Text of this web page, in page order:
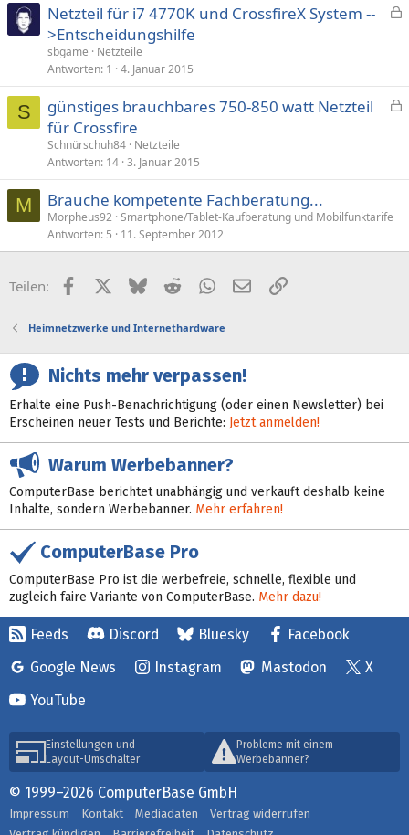
e
r
Netzteil für i7 4770K und CrossfireX System --
>Entscheidungshilfe
sbgame
Netzteile
Antworten 1 4. Januar 2015
S
e
günstiges brauchbares 750-850 watt Netzteil
für Crossfire
Schnürschuh84 Netzteile
Antworten 14 3. Januar 2015
M Brauche kompetente Fachberatung...
Morpheus92 Smartphone/Tablet-Kaufberatung und Mobilfunktarife
Antworten 5 11. September 2012
Teilen: FacebookX (Twitter)
BlueskyRedditWhatsApp
E-MailLink
Heimnetzwerke und Internethardware
Nichts mehr verpassen!
Erhalte eine Push-Benachrichtigung (oder einen Newsletter) bei
Erscheinen neuer Tests und Berichte: Jetzt anmelden!
Warum Werbebanner?
ComputerBase berichtet unabhängig und verkauft deshalb keine
Inhalte, sondern Werbebanner. Mehr erfahren!
ComputerBase Pro
ComputerBase Pro ist die werbefreie, schnelle, flexible und
zugleich faire Variante von ComputerBase. Mehr dazu!
Feeds Discord Bluesky
Facebook
Google News
Instagram Mastodon
X
YouTube
Einstellungen und
Layout-Umschalter
Probleme mit einem
Werbebanner?
© 1999–2026 ComputerBase GmbH
Impressum Kontakt Mediadaten
Vertrag widerrufen